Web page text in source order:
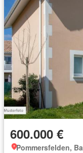
600.000 €
Pommersfelden,